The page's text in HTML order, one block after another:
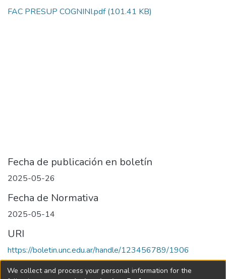
FAC PRESUP COGNINI.pdf(101.41 KB)
Fecha de publicación en boletín
2025-05-26
Fecha de Normativa
2025-05-14
URI
https://boletin.unc.edu.ar/handle/123456789/1906
Collections
We collect and process your personal information for the